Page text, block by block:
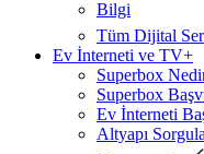
Bilgi
Tüm Dijital
Ev İnterneti ve TV+
Superbox
Superbox
Ev İnterneti
Altyapı